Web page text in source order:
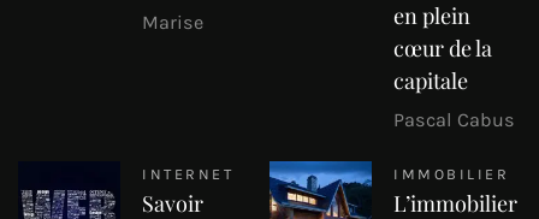
Marise
en plein
cœur de la
capitale
Pascal Cabus
INTERNET
Savoir
IMMOBILIER
L’immobilier